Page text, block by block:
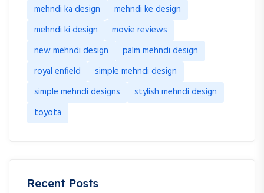
mehndi ka design
mehndi ke design
mehndi ki design
movie reviews
new mehndi design
palm mehndi design
royal enfield
simple mehndi design
simple mehndi designs
stylish mehndi design
toyota
Recent Posts